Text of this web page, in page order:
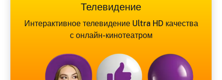
Телевидение
Интерактивное телевидение Ultra HD качества
с онлайн-кинотеатром